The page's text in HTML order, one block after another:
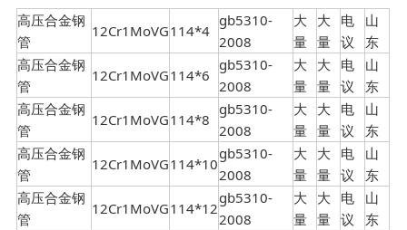
高压合金钢
管
12Cr1MoVG114*4
gb5310-
2008
大
量
大
量
电
议
山
东
高压合金钢
管
12Cr1MoVG114*6
gb5310-
2008
大
量
大
量
电
议
山
东
高压合金钢
管
12Cr1MoVG114*8
gb5310-
2008
大
量
大
量
电
议
山
东
高压合金钢
管
12Cr1MoVG114*10
gb5310-
2008
大
量
大
量
电
议
山
东
高压合金钢
管
12Cr1MoVG114*12
gb5310-
2008
大
量
大
量
电
议
山
东